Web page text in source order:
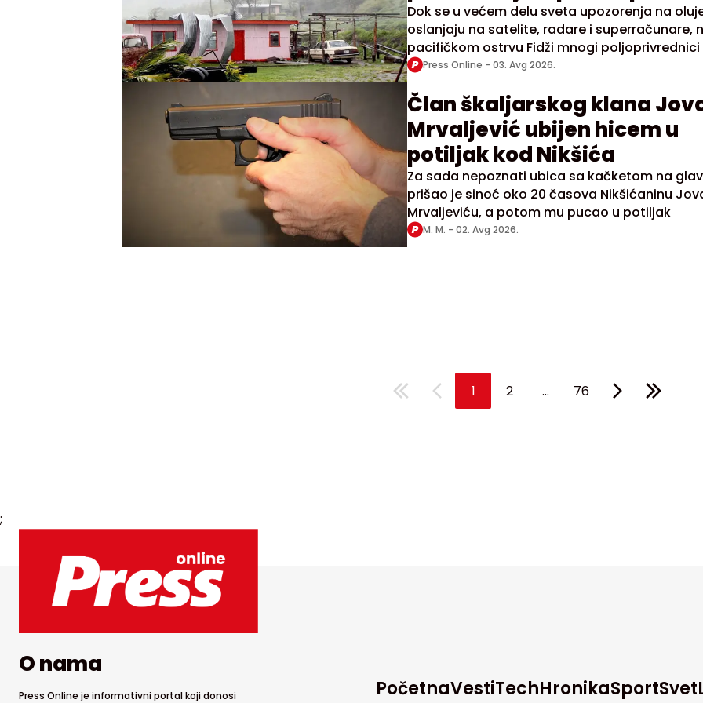
Dok se u većem delu sveta upozorenja na
oslanjaju na satelite, radare i superračunare,
pacifičkom ostrvu Fidži mnogi poljoprivrednici
danas pažljivo posmatraju prirodu
Press Online - 03. Avg 2026.
Član škaljarskog klana
Mrvaljević ubijen hicem u
potiljak kod Nikšića
Za sada nepoznati ubica sa kačketom na
prišao je sinoć oko 20 časova Nikšićaninu
Mrvaljeviću, a potom mu pucao u potiljak
M. M. - 02. Avg 2026.
1 2 ... 76
;
O nama
Press Online je informativni portal koji donosi PočetnaVestiTechHronikaSportSvet